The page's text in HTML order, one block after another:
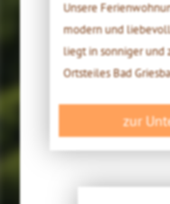
Unsere
modern und
liegt in sonniger und
Ortsteiles Bad
zur